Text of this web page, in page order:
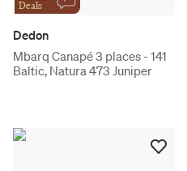
Deals
Dedon
Mbarq Canapé 3 places - 141
Baltic, Natura 473 Juniper